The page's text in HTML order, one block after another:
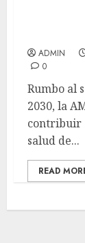
ADMIN
0
Rumbo al
2030, la
contribuir
salud de...
READ